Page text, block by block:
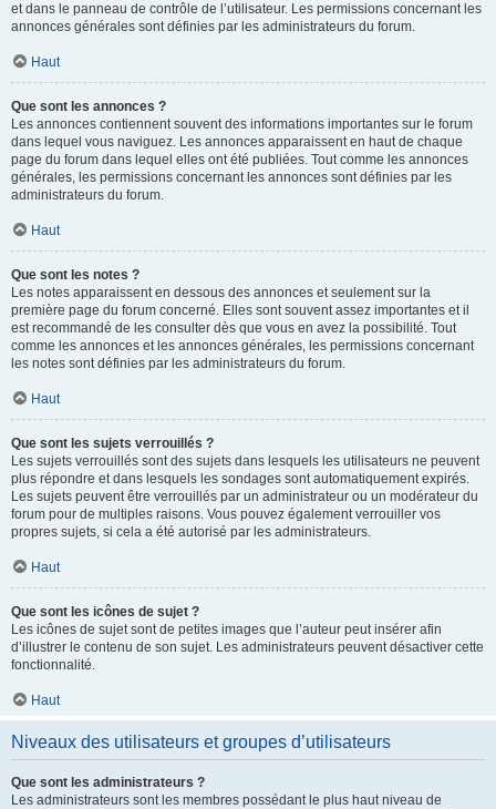
et dans le panneau de contrôle de l’utilisateur. Les permissions concernant les
annonces générales sont définies par les administrateurs du forum.
Haut
Que sont les annonces ?
Les annonces contiennent souvent des informations importantes sur le forum
dans lequel vous naviguez. Les annonces apparaissent en haut de chaque
page du forum dans lequel elles ont été publiées. Tout comme les annonces
générales, les permissions concernant les annonces sont définies par les
administrateurs du forum.
Haut
Que sont les notes ?
Les notes apparaissent en dessous des annonces et seulement sur la
première page du forum concerné. Elles sont souvent assez importantes et il
est recommandé de les consulter dès que vous en avez la possibilité. Tout
comme les annonces et les annonces générales, les permissions concernant
les notes sont définies par les administrateurs du forum.
Haut
Que sont les sujets verrouillés ?
Les sujets verrouillés sont des sujets dans lesquels les utilisateurs ne peuvent
plus répondre et dans lesquels les sondages sont automatiquement expirés.
Les sujets peuvent être verrouillés par un administrateur ou un modérateur du
forum pour de multiples raisons. Vous pouvez également verrouiller vos
propres sujets, si cela a été autorisé par les administrateurs.
Haut
Que sont les icônes de sujet ?
Les icônes de sujet sont de petites images que l’auteur peut insérer afin
d’illustrer le contenu de son sujet. Les administrateurs peuvent désactiver cette
fonctionnalité.
Haut
Niveaux des utilisateurs et groupes d’utilisateurs
Que sont les administrateurs ?
Les administrateurs sont les membres possédant le plus haut niveau de